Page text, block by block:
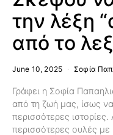
την λέξη
από το
June 10, 2025 Σοφία
Γράφει η Σοφία
από τη ζωή μας, ίσως
περισσότερες
περισσότερες ουλές